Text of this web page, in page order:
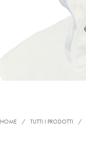
HOME / TUTTI I PRODOTTI /